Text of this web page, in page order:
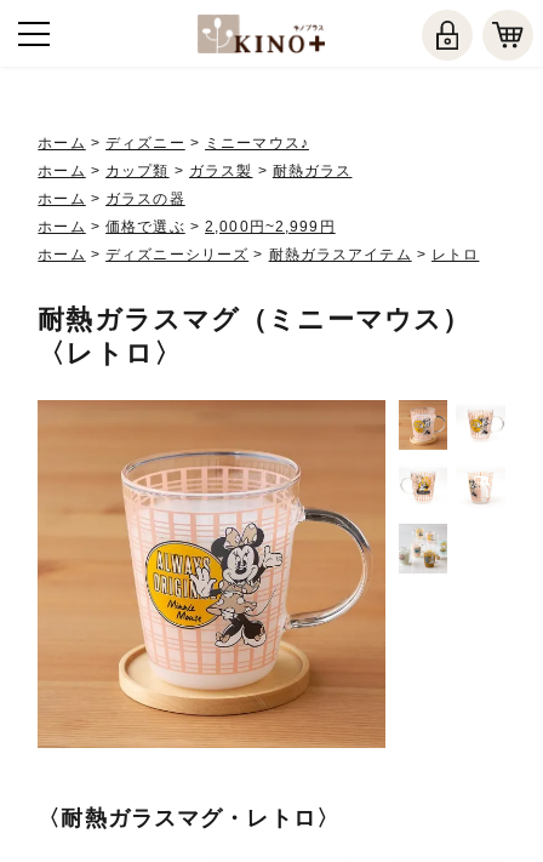
ホーム >ディズニー > ミニーマウス♪
ホーム > カップ類 > ガラス製 > 耐熱ガラス
ホーム > ガラスの器
ホーム >価格で選ぶ >2,000円~2,999円
ホーム >ディズニーシリーズ > 耐熱ガラスアイテム > レトロ
耐熱ガラスマグ（ミニーマウス）
〈レトロ〉
〈耐熱ガラスマグ・レトロ〉